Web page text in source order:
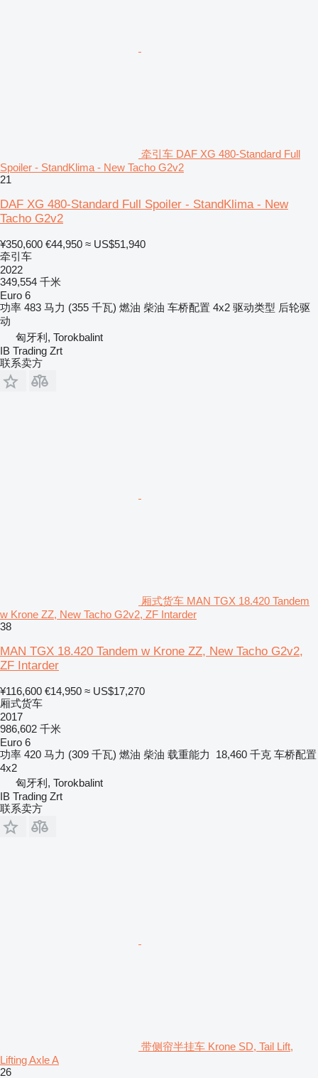
牵引车 DAF XG 480-Standard Full
Spoiler - StandKlima - New Tacho G2v2
21
DAF XG 480-Standard Full Spoiler - StandKlima - New
Tacho G2v2
¥350,600 €44,950 ≈ US$51,940
牵引车
2022
349,554 千米
Euro 6
功率 483 马力 (355 千瓦) 燃油 柴油 车桥配置 4x2 驱动类型 后轮驱
动
匈牙利, Torokbalint
IB Trading Zrt
联系卖方
厢式货车 MAN TGX 18.420 Tandem
w Krone ZZ, New Tacho G2v2, ZF Intarder
38
MAN TGX 18.420 Tandem w Krone ZZ, New Tacho G2v2,
ZF Intarder
¥116,600 €14,950 ≈ US$17,270
厢式货车
2017
986,602 千米
Euro 6
功率 420 马力 (309 千瓦) 燃油 柴油 载重能力 18,460 千克 车桥配置
4x2
匈牙利, Torokbalint
IB Trading Zrt
联系卖方
带侧帘半挂车 Krone SD, Tail Lift,
Lifting Axle A
26